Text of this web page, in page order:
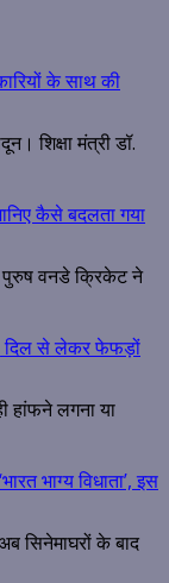
के साथ की
शिक्षा मंत्री डॉ.
कैसे बदलता गया
पुरुष वनडे क्रिकेट ने
दिल से लेकर फेफड़ों
हांफने लगना या
भाग्य विधाता’, इस
सिनेमाघरों के बाद